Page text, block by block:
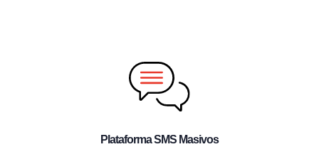
Plataforma SMS Masivos